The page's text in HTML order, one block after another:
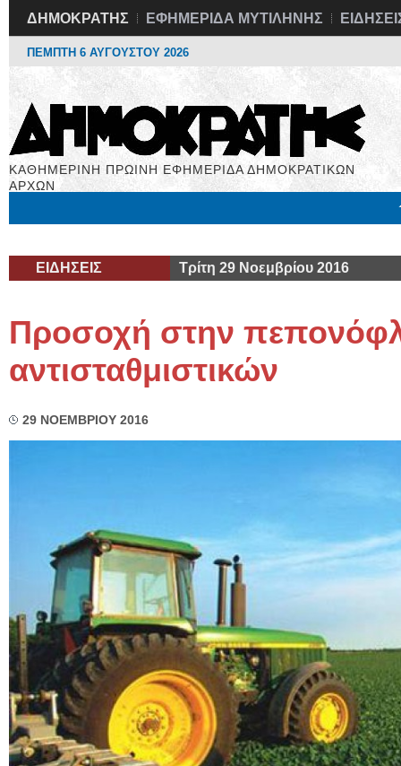
ΔΗΜΟΚΡΑΤΗΣ ΕΦΗΜΕΡΙΔΑ ΜΥΤΙΛΗΝΗΣ
ΠΕΜΠΤΗ 6 ΑΥΓΟΥΣΤΟΥ 2026
ΚΑΘΗΜΕΡΙΝΗ ΠΡΩΙΝΗ ΕΦΗΜΕΡΙΔΑ ΔΗΜΟΚΡΑΤΙΚΩΝ
ΑΡΧΩΝ
ΕΙΔΗΣΕΙΣ Τρίτη 29 Νοεμβρίου 2016
Προσοχή στην
αντισταθμιστικών
29 ΝΟΕΜΒΡΙΟΥ 2016